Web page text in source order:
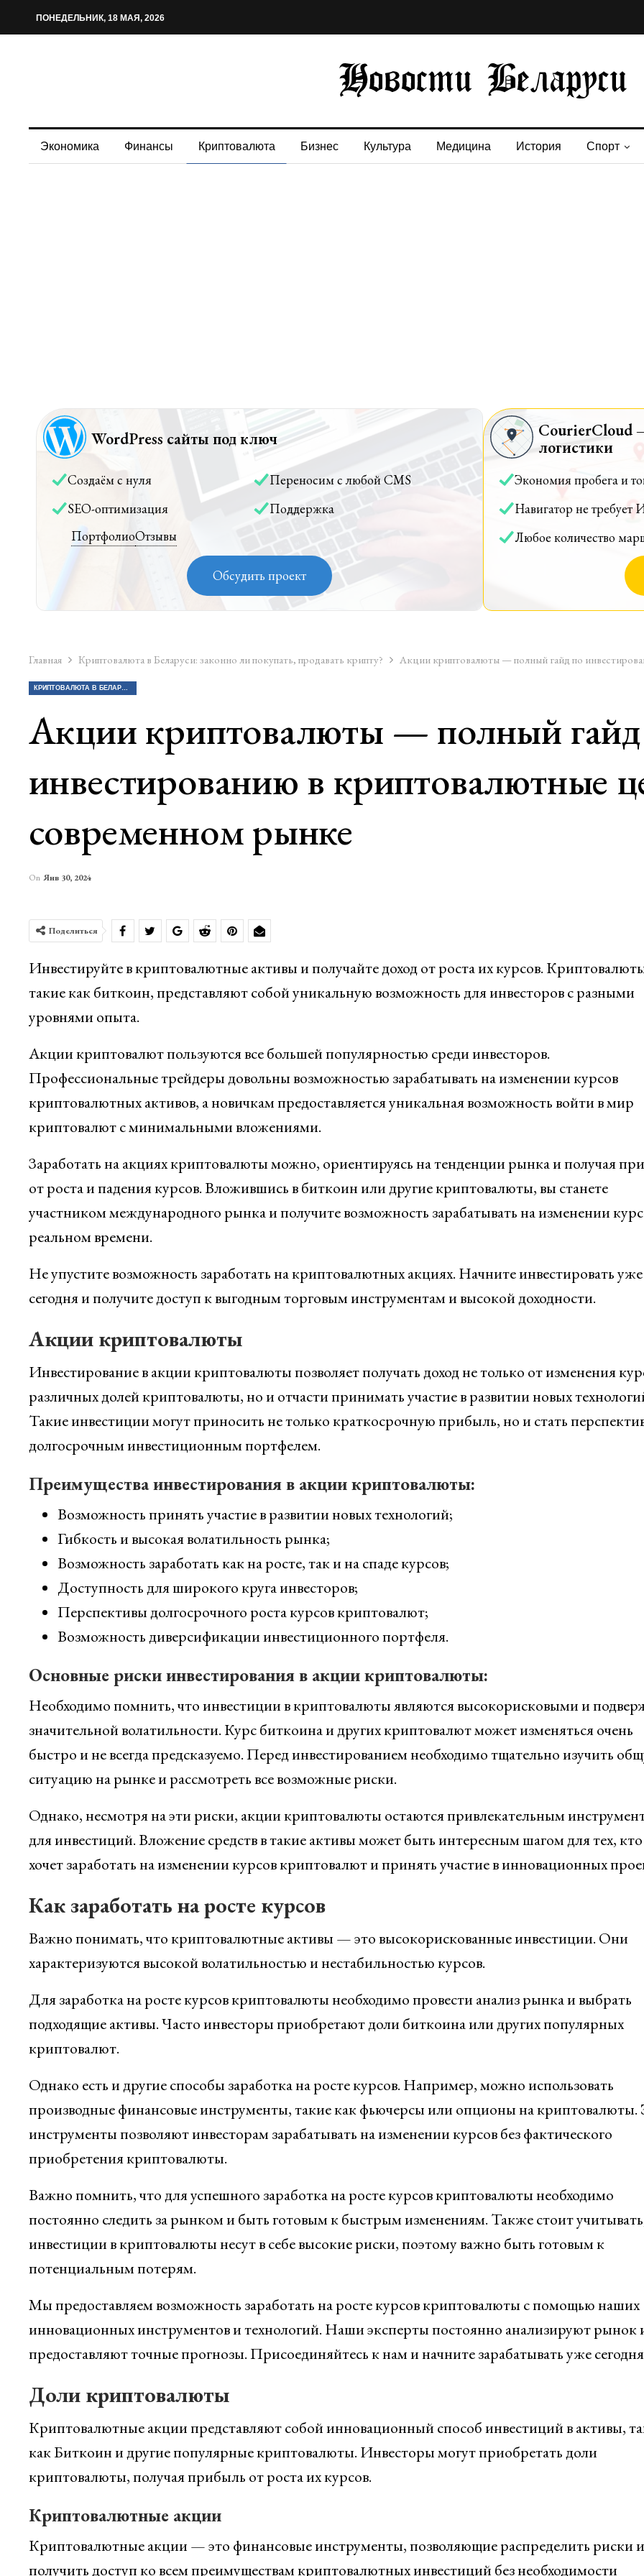
ПОНЕДЕЛЬНИК, 18 МАЯ, 2026
Экономика Финансы Криптовалюта Бизнес Культура Медицина История Спорт
WordPress сайты под ключ
Создаём с нуля
Переносим с любой CMS
SEO-оптимизация
Поддержка
ПортфолиоОтзывы
Обсудить проект
CourierCloud
логистики
Экономия пробега и
Навигатор не требует
Любое количество
Главная Криптовалюта в Беларуси: законно ли покупать, продавать крипту? Акции криптовалюты — полный гайд по
КРИПТОВАЛЮТА В БЕЛАРУСИ: ЗАКОННО ЛИ ПОКУПАТЬ, ПРОДАВАТЬ КРИПТУ?
Акции криптовалюты — полный
инвестированию в криптовалютные
современном рынке
On Янв 30, 2024
Поделиться
Инвестируйте в криптовалютные активы и получайте доход от роста их курсов.
такие как биткоин, представляют собой уникальную возможность для инвесторов с разными
уровнями опыта.
Акции криптовалют пользуются все большей популярностью среди инвесторов.
Профессиональные трейдеры довольны возможностью зарабатывать на изменении курсов
криптовалютных активов, а новичкам предоставляется уникальная возможность войти в мир
криптовалют с минимальными вложениями.
Заработать на акциях криптовалюты можно, ориентируясь на тенденции рынка и получая
от роста и падения курсов. Вложившись в биткоин или другие криптовалюты, вы станете
участником международного рынка и получите возможность зарабатывать на изменении
реальном времени.
Не упустите возможность заработать на криптовалютных акциях. Начните инвестировать уже
сегодня и получите доступ к выгодным торговым инструментам и высокой доходности.
Акции криптовалюты
Инвестирование в акции криптовалюты позволяет получать доход не только от изменения
различных долей криптовалюты, но и отчасти принимать участие в развитии новых
Такие инвестиции могут приносить не только краткосрочную прибыль, но и стать
долгосрочным инвестиционным портфелем.
Преимущества инвестирования в акции криптовалюты:
Возможность принять участие в развитии новых технологий;
Гибкость и высокая волатильность рынка;
Возможность заработать как на росте, так и на спаде курсов;
Доступность для широкого круга инвесторов;
Перспективы долгосрочного роста курсов криптовалют;
Возможность диверсификации инвестиционного портфеля.
Основные риски инвестирования в акции криптовалюты:
Необходимо помнить, что инвестиции в криптовалюты являются высокорисковыми и
значительной волатильности. Курс биткоина и других криптовалют может изменяться очень
быстро и не всегда предсказуемо. Перед инвестированием необходимо тщательно изучить
ситуацию на рынке и рассмотреть все возможные риски.
Однако, несмотря на эти риски, акции криптовалюты остаются привлекательным
для инвестиций. Вложение средств в такие активы может быть интересным шагом для тех, кто
хочет заработать на изменении курсов криптовалют и принять участие в инновационных
Как заработать на росте курсов
Важно понимать, что криптовалютные активы — это высокорискованные инвестиции. Они
характеризуются высокой волатильностью и нестабильностью курсов.
Для заработка на росте курсов криптовалюты необходимо провести анализ рынка и выбрать
подходящие активы. Часто инвесторы приобретают доли биткоина или других популярных
криптовалют.
Однако есть и другие способы заработка на росте курсов. Например, можно использовать
производные финансовые инструменты, такие как фьючерсы или опционы на криптовалюты.
инструменты позволяют инвесторам зарабатывать на изменении курсов без фактического
приобретения криптовалюты.
Важно помнить, что для успешного заработка на росте курсов криптовалюты необходимо
постоянно следить за рынком и быть готовым к быстрым изменениям. Также стоит
инвестиции в криптовалюты несут в себе высокие риски, поэтому важно быть готовым к
потенциальным потерям.
Мы предоставляем возможность заработать на росте курсов криптовалюты с помощью наших
инновационных инструментов и технологий. Наши эксперты постоянно анализируют рынок
предоставляют точные прогнозы. Присоединяйтесь к нам и начните зарабатывать уже
Доли криптовалюты
Криптовалютные акции представляют собой инновационный способ инвестиций в активы,
как Биткоин и другие популярные криптовалюты. Инвесторы могут приобретать доли
криптовалюты, получая прибыль от роста их курсов.
Криптовалютные акции
Криптовалютные акции — это финансовые инструменты, позволяющие распределить риски и
получить доступ ко всем преимуществам криптовалютных инвестиций без необходимости